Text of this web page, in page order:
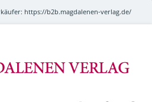
https://b2b.magdalenen-verlag.de/